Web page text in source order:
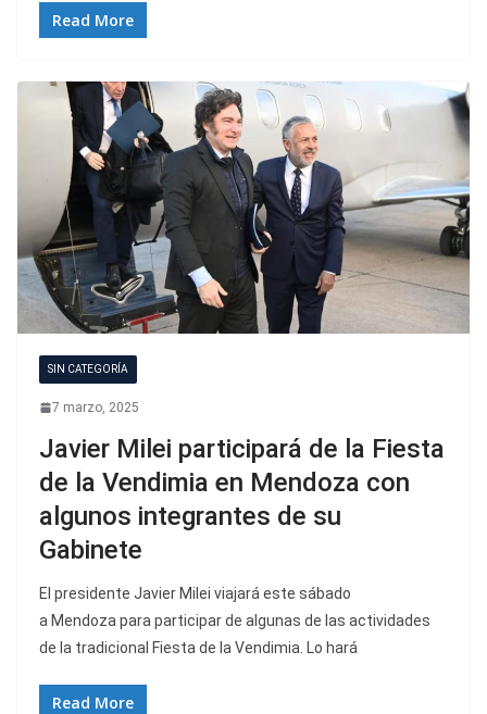
Read More
SIN CATEGORÍA
7 marzo, 2025
Javier Milei participará de la Fiesta
de la Vendimia en Mendoza con
algunos integrantes de su
Gabinete
El presidente Javier Milei viajará este sábado
a Mendoza para participar de algunas de las actividades
de la tradicional Fiesta de la Vendimia. Lo hará
Read More